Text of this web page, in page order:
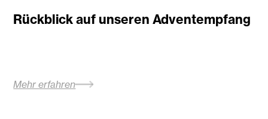
Rückblick auf unseren Adventempfang
Mehr erfahren